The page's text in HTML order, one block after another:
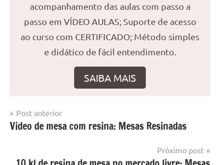
acompanhamento das aulas com passo a
passo em VÍDEO AULAS; Suporte de acesso
ao curso com CERTIFICADO; Método simples
e didático de fácil entendimento.
SAIBA MAIS
Marcado
com
resina ,
Mesa
resinada
Navegação
de
Post anterior
Video de mesa com resina: Mesas Resinadas
Próximo post